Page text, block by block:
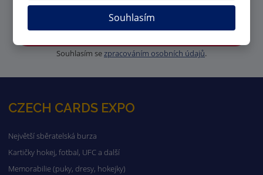
Souhlasím
PŘIHLÁSIT
Souhlasím sezpracováním osobních údajů.
CZECH CARDS EXPO
Největší sběratelská burza
Kartičky hokej, fotbal, UFC a další
Memorabilie (puky, dresy, hokejky)